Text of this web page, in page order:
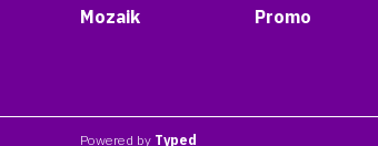
Mozaik
Promo
Powered by Typed